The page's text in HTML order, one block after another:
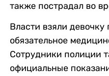
также пострадал во
Власти взяли
обязательное
Сотрудники полиции
официальные